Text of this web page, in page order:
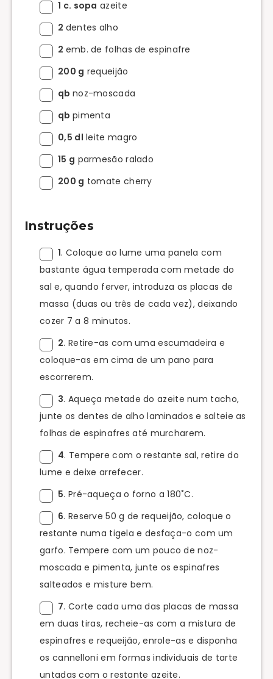
1 c. sopa azeite
2 dentes alho
2 emb. de folhas de espinafre
200 g requeijão
qb noz-moscada
qb pimenta
0,5 dl leite magro
15 g parmesão ralado
200 g tomate cherry
Instruções
1. Coloque ao lume uma panela com
bastante água temperada com metade do
sal e, quando ferver, introduza as placas de
massa (duas ou três de cada vez), deixando
cozer 7 a 8 minutos.
2. Retire-as com uma escumadeira e
coloque-as em cima de um pano para
escorrerem.
3. Aqueça metade do azeite num tacho,
junte os dentes de alho laminados e salteie as
folhas de espinafres até murcharem.
4. Tempere com o restante sal, retire do
lume e deixe arrefecer.
5. Pré-aqueça o forno a 180˚C.
6. Reserve 50 g de requeijão, coloque o
restante numa tigela e desfaça-o com um
garfo. Tempere com um pouco de noz-
moscada e pimenta, junte os espinafres
salteados e misture bem.
7. Corte cada uma das placas de massa
em duas tiras, recheie-as com a mistura de
espinafres e requeijão, enrole-as e disponha
os cannelloni em formas individuais de tarte
untadas com o restante azeite.